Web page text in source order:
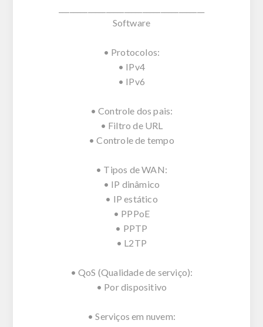
Software
• Protocolos:
• IPv4
• IPv6
• Controle dos pais:
• Filtro de URL
• Controle de tempo
• Tipos de WAN:
• IP dinâmico
• IP estático
• PPPoE
• PPTP
• L2TP
• QoS (Qualidade de serviço):
• Por dispositivo
• Serviços em nuvem: